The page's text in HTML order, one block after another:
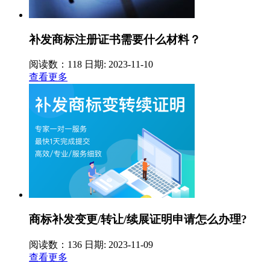
补发商标注册证书需要什么材料？
阅读数：118 日期: 2023-11-10
查看更多
商标补发变更/转让/续展证明申请怎么办理?
阅读数：136 日期: 2023-11-09
查看更多